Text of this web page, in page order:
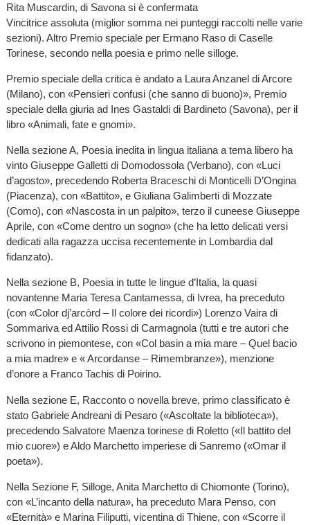
Rita Muscardin, di Savona si è confermata
Vincitrice assoluta (miglior somma nei punteggi raccolti nelle varie
sezioni). Altro Premio speciale per Ermano Raso di Caselle
Torinese, secondo nella poesia e primo nelle silloge.
Premio speciale della critica è andato a Laura Anzanel di Arcore
(Milano), con «Pensieri confusi (che sanno di buono)», Premio
speciale della giuria ad Ines Gastaldi di Bardineto (Savona), per il
libro «Animali, fate e gnomi».
Nella sezione A, Poesia inedita in lingua italiana a tema libero ha
vinto Giuseppe Galletti di Domodossola (Verbano), con «Luci
d’agosto», precedendo Roberta Braceschi di Monticelli D’Ongina
(Piacenza), con «Battito», e Giuliana Galimberti di Mozzate
(Como), con «Nascosta in un palpito», terzo il cuneese Giuseppe
Aprile, con «Come dentro un sogno» (che ha letto delicati versi
dedicati alla ragazza uccisa recentemente in Lombardia dal
fidanzato).
Nella sezione B, Poesia in tutte le lingue d’Italia, la quasi
novantenne Maria Teresa Cantamessa, di Ivrea, ha preceduto
(con «Color dj’arcòrd – Il colore dei ricordi») Lorenzo Vaira di
Sommariva ed Attilio Rossi di Carmagnola (tutti e tre autori che
scrivono in piemontese, con «Col basin a mia mare – Quel bacio
a mia madre» e « Arcordanse – Rimembranze»), menzione
d’onore a Franco Tachis di Poirino.
Nella sezione E, Racconto o novella breve, primo classificato è
stato Gabriele Andreani di Pesaro («Ascoltate la biblioteca»),
precedendo Salvatore Maenza torinese di Roletto («Il battito del
mio cuore») e Aldo Marchetto imperiese di Sanremo («Omar il
poeta»).
Nella Sezione F, Silloge, Anita Marchetto di Chiomonte (Torino),
con «L’incanto della natura», ha preceduto Mara Penso, con
«Eternità» e Marina Filiputti, vicentina di Thiene, con «Scorre il